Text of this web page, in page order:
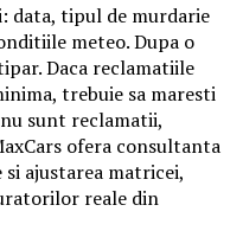
data, tipul de murdarie
meteo. Dupa o
Daca reclamatiile
trebuie sa maresti
sunt reclamatii,
ofera consultanta
ajustarea matricei,
reale din